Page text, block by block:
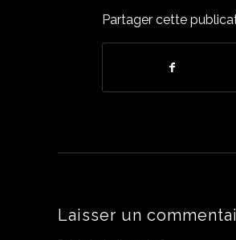
Partager cette
Laisser un